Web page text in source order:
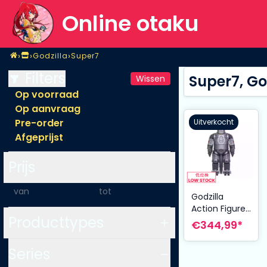
Online otaku
Home
›Shop
›Godzilla
Godzilla›Super7
Super7
Wissen
Op voorraad
Op aanvraag
Pre-order
Afgeprijst
Super7,
Uitverkocht
Godzilla
Action Figure
Toho Super
Shogun
Mechagodzilla
€344,99*